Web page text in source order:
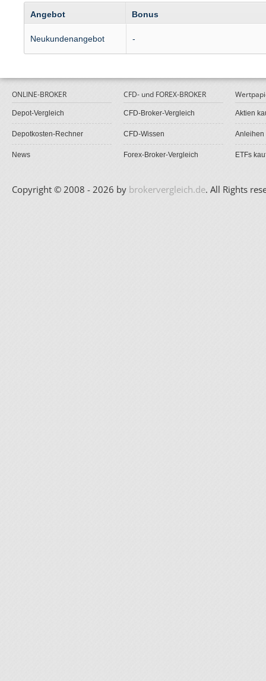
Angebot Bonus
Neukundenangebot -
ONLINE-BROKER
Depot-Vergleich
Depotkosten-Rechner
News
CFD- und FOREX-BROKER
CFD-Broker-Vergleich
CFD-Wissen
Forex-Broker-Vergleich
Aktien
Anleihen
ETFs
Copyright © 2008 - 2026 by brokervergleich.de. All Rights